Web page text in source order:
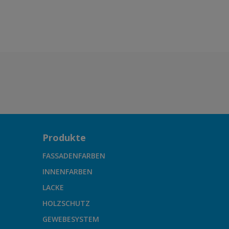
Produkte
FASSADENFARBEN
INNENFARBEN
LACKE
HOLZSCHUTZ
GEWEBESYSTEM